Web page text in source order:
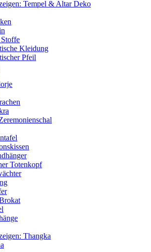
Tempel & Altar Deko
Kleidung
Pfeil
Totenkopf
Thangka